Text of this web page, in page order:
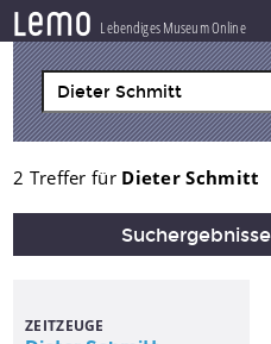
lemo Lebendiges Museum Online
ZEITSTRAHL
THEMEN
ZEITZEUGEN
BESTAND
PROJEKT
2 Treffer für Dieter Schmitt
ZEITZEUGE